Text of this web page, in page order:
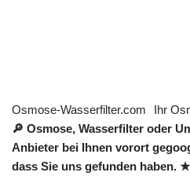
Osmose-Wasserfilter.com
Ihr
🔎 Osmose, Wasserfilter oder
Anbieter bei Ihnen vorort
dass Sie uns gefunden